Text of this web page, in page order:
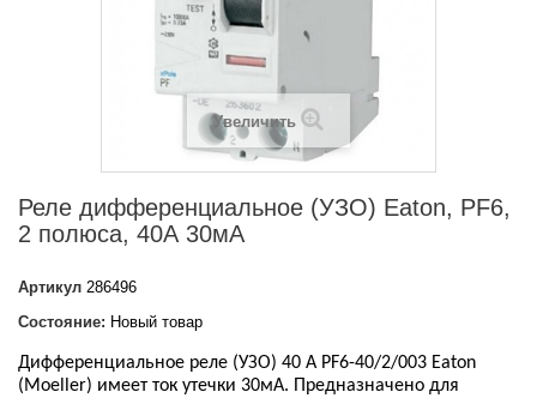
Увеличить
Реле дифференциальное (УЗО) Eaton, PF6,
2 полюса, 40А 30мА
Артикул 286496
Состояние: Новый товар
Дифференциальное реле (УЗО) 40 А PF6-40/2/003 Eaton
(Moeller) имеет ток утечки 30мА. Предназначено для